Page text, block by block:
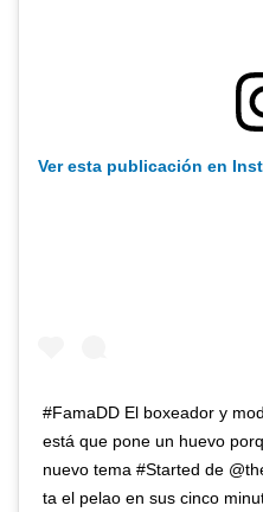
Ver esta publicación en
#FamaDD El boxeador y
está que pone un huevo
nuevo tema #Started de
ta el pelao en sus cinco